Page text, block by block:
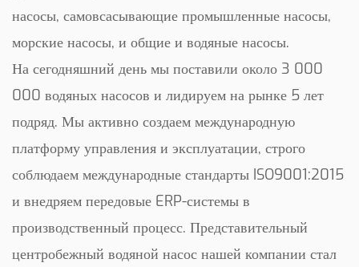
насосы, самовсасывающие промышленные насосы,
морские насосы, и общие и водяные насосы.
На сегодняшний день мы поставили около 3 000
000 водяных насосов и лидируем на рынке 5 лет
подряд. Мы активно создаем международную
платформу управления и эксплуатации, строго
соблюдаем международные стандарты ISO9001:2015
и внедряем передовые ERP-системы в
производственный процесс. Представительный
центробежный водяной насос нашей компании стал